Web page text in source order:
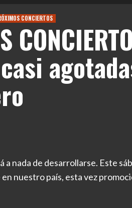
CONCIERTOS
a nada de desarrollarse. Este
nuestro país, esta vez